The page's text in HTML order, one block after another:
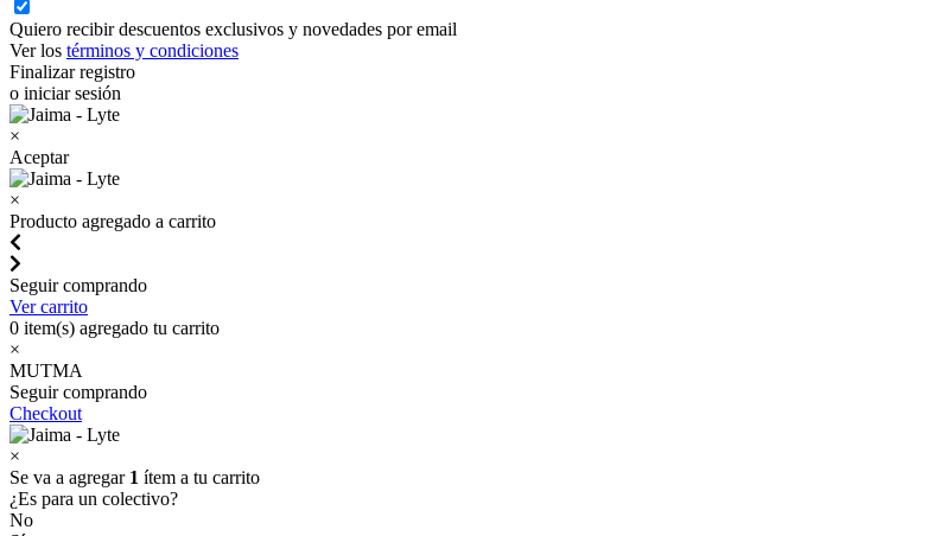
Quiero recibir descuentos exclusivos y novedades por email
Ver los términos y condiciones
Finalizar registro
o iniciar sesión
×
Aceptar
×
Producto agregado a carrito
Seguir comprando
Ver carrito
0 item(s) agregado tu carrito
×
MUTMA
Seguir comprando
Checkout
×
Se va a agregar 1 ítem a tu carrito
¿Es para un colectivo?
No